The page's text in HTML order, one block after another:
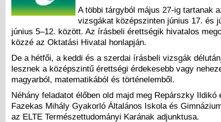
A többi tárgyból május 27-ig tartanak
vizsgákat középszinten június 17. és
június 5–12. között. Az írásbeli érettségik hivatalos
közzé az Oktatási Hivatal honlapján.
De a hétfői, a keddi és a szerdai írásbeli vizsgák
lesznek a középszintű érettségi érdekesebb vagy
magyarból, matematikából és történelemből.
Néhány feladatot élőben old majd meg Repárszky
Fazekas Mihály Gyakorló Általános Iskola és
az ELTE Természettudományi Karának adjunktusa.